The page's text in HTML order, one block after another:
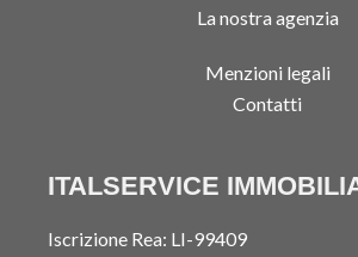
La nostra agenzia
Menzioni legali
Contatti
ITALSERVICE
Iscrizione Rea: LI-99409